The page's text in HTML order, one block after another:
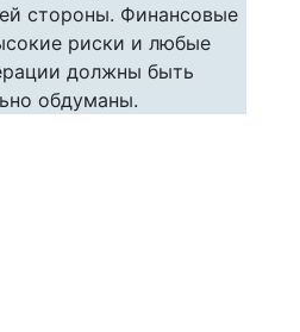
стороны. Финансовые
риски и любые
должны быть
обдуманы.